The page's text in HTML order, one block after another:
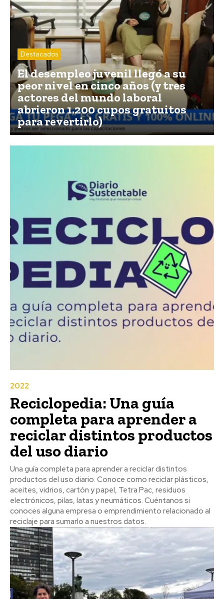
Destacados
El desempleo juvenil llegó a su
peor nivel en cinco años (y tres
actores del mundo laboral
abrieron 1.200 cupos gratuitos
para revertirlo)
2022
Reciclopedia: Una guía
completa para aprender a
reciclar distintos productos
del uso diario
Una guía completa para aprender a reciclar distintos
productos del uso diario. Conoce como reciclar plásticos,
aceites, vidrios, cartón y papel, Tetra Pac, residuos
electrónicos, pilas, latas y neumáticos. Cuéntanos si
conoces alguna empresa o emprendimiento relacionado al
reciclaje para sumarlo a nuestros datos.